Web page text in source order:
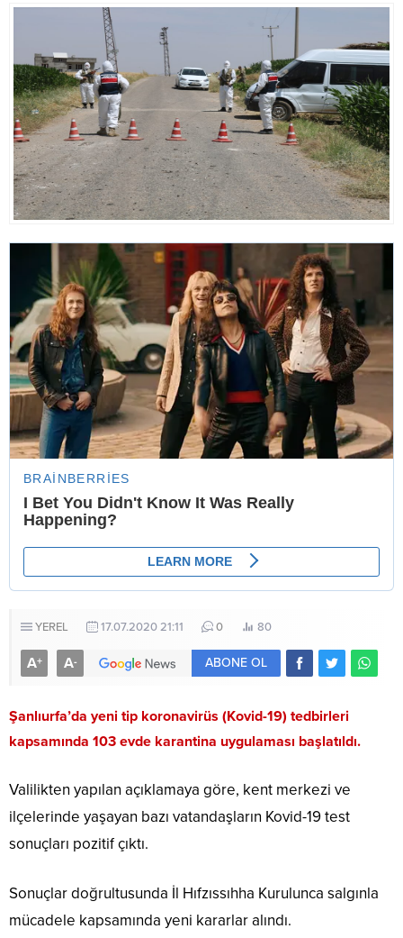
YEREL 17.07.2020 21:11 0 80
A+ A- ABONE OL
Şanlıurfa’da yeni tip koronavirüs (Kovid-19) tedbirleri
kapsamında 103 evde karantina uygulaması başlatıldı.
Valilikten yapılan açıklamaya göre, kent merkezi ve
ilçelerinde yaşayan bazı vatandaşların Kovid-19 test
sonuçları pozitif çıktı.
Sonuçlar doğrultusunda İl Hıfzıssıhha Kurulunca salgınla
mücadele kapsamında yeni kararlar alındı.